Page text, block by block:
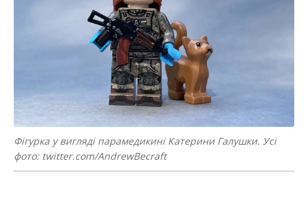
Фігурка у вигляді парамедикині Катерини Галушки. Усі
фото: twitter.com/AndrewBecraft